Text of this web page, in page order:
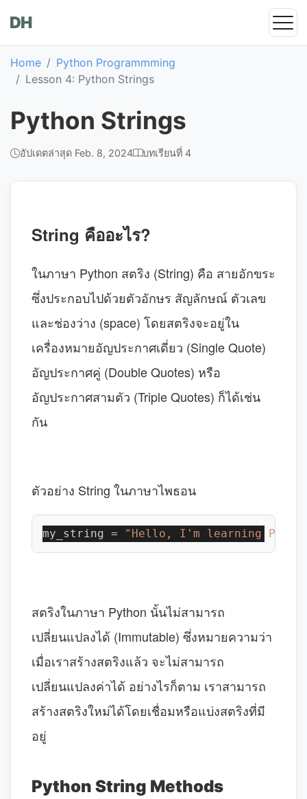
DH
Home
Python Programmming
Lesson 4: Python Strings
Python Strings
อัปเดตล่าสุด Feb. 8, 2024 บทเรียนที่ 4
String คืออะไร?
ในภาษา Python สตริง (String) คือ สายอักขระ
ซึ่งประกอบไปด้วยตัวอักษร สัญลักษณ์ ตัวเลข
และช่องว่าง (space) โดยสตริงจะอยู่ใน
เครื่องหมายอัญประกาศเดี่ยว (Single Quote)
อัญประกาศคู่ (Double Quotes) หรือ
อัญประกาศสามตัว (Triple Quotes) ก็ได้เช่น
กัน
ตัวอย่าง String ในภาษาไพธอน
my_string = "Hello, I'm learning Python
สตริงในภาษา Python นั้นไม่สามารถ
เปลี่ยนแปลงได้ (Immutable) ซึ่งหมายความว่า
เมื่อเราสร้างสตริงแล้ว จะไม่สามารถ
เปลี่ยนแปลงค่าได้ อย่างไรก็ตาม เราสามารถ
สร้างสตริงใหม่ได้โดยเชื่อมหรือแบ่งสตริงที่มี
อยู่
Python String Methods